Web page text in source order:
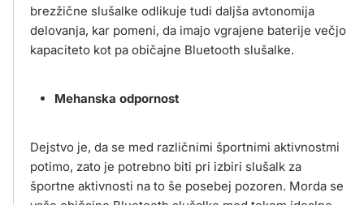
brezžične slušalke odlikuje tudi daljša avtonomija
delovanja, kar pomeni, da imajo vgrajene baterije večjo
kapaciteto kot pa običajne Bluetooth slušalke.
Mehanska odpornost
Dejstvo je, da se med različnimi športnimi aktivnostmi
potimo, zato je potrebno biti pri izbiri slušalk za
športne aktivnosti na to še posebej pozoren. Morda se